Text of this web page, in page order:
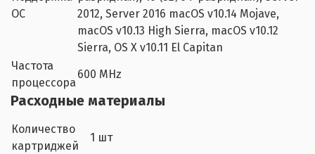
ОС
2012, Server 2016 macOS v10.14 Mojave,
macOS v10.13 High Sierra, macOS v10.12
Sierra, OS X v10.11 El Capitan
Частота
процессора
600 MHz
Расходные материалы
Количество
картриджей
1 шт